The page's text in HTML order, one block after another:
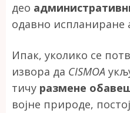
део
одавно испланиране
Ипак, уколико се
извора да CISMOA
тичу размене
војне природе,